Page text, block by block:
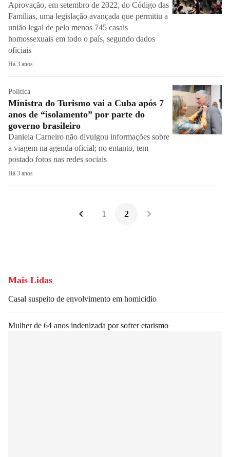
Aprovação, em setembro de 2022, do Código das
Famílias, uma legislação avançada que permitiu a
união legal de pelo menos 745 casais
homossexuais em todo o país, segundo dados
oficiais
Há 3 anos
Política
Ministra do Turismo vai a Cuba após 7
anos de “isolamento” por parte do
governo brasileiro
Daniela Carneiro não divulgou informações sobre
a viagem na agenda oficial; no entanto, tem
postado fotos nas redes sociais
Há 3 anos
1 2
Mais Lidas
Casal suspeito de envolvimento em homicidio
Mulher de 64 anos indenizada por sofrer etarismo